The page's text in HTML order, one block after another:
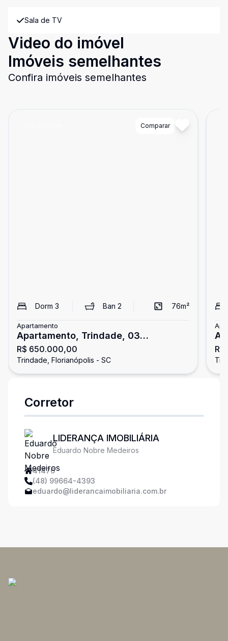
Sala de TV
Video do imóvel
Imóveis semelhantes
Confira imóveis semelhantes
Comparar
Dorm 3 Ban2 76m²
Apartamento
Apartamento, Trindade, 03
Dormitórios
R$ 650.000,00
Trindade, Florianópolis - SC
Corretor
LIDERANÇA IMOBILIÁRIA
Eduardo Nobre Medeiros
41476
(48) 99664-4393
eduardo@liderancaimobiliaria.com.br